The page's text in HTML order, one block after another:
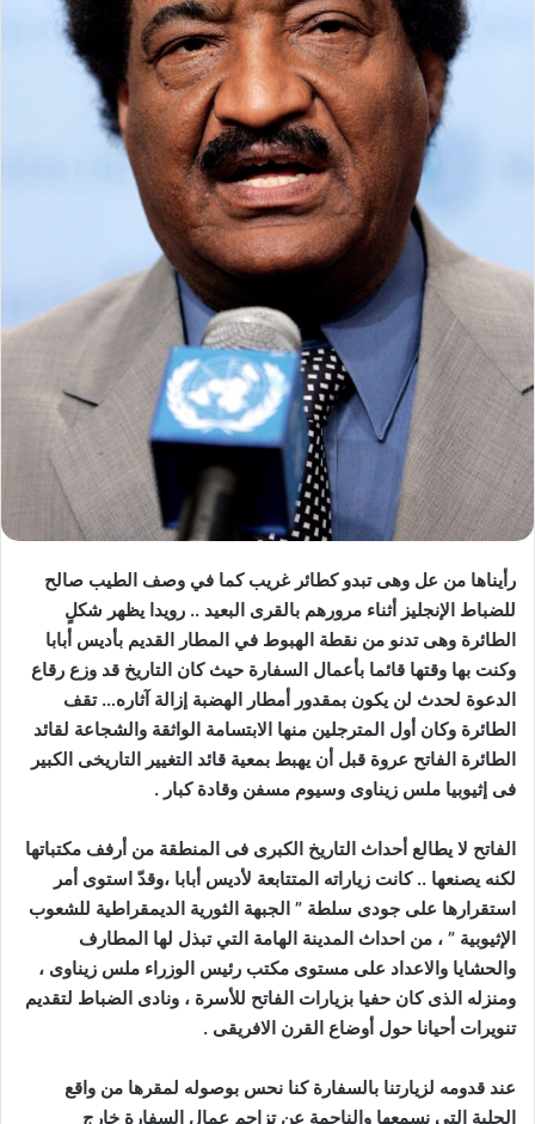
رأيناها من عل وهى تبدو كطائر غريب كما في وصف الطيب صالح
للضباط الإنجليز أثناء مرورهم بالقرى البعيد .. رويدا يظهر شكلٍ
الطائرة وهى تدنو من نقطة الهبوط في المطار القديم بأديس أبابا
وكنت بها وقتها قائما بأعمال السفارة حيث كان التاريخ قد وزع رقاع
الدعوة لحدث لن يكون بمقدور أمطار الهضبة إزالة آثاره… تقف
الطائرة وكان أول المترجلين منها الابتسامة الواثقة والشجاعة لقائد
الطائرة الفاتح عروة قبل أن يهبط بمعية قائد التغيير التاريخى الكبير
فى إثيوبيا ملس زيناوى وسيوم مسفن وقادة كبار .
الفاتح لا يطالع أحداث التاريخ الكبرى فى المنطقة من أرفف مكتباتها
لكنه يصنعها .. كانت زياراته المتتابعة لأديس أبابا ،وقدّ استوى أمر
استقرارها على جودى سلطة ” الجبهة الثورية الديمقراطية للشعوب
الإثيوبية ” ، من احداث المدينة الهامة التي تبذل لها المطارف
والحشايا والاعداد على مستوى مكتب رئيس الوزراء ملس زيناوى ،
ومنزله الذى كان حفيا بزيارات الفاتح للأسرة ، ونادى الضباط لتقديم
تنويرات أحيانا حول أوضاع القرن الافريقى .
عند قدومه لزيارتنا بالسفارة كنا نحس بوصوله لمقرها من واقع
الجلبة التى نسمعها والناجمة عن تزاحم عمال السفارة خارج